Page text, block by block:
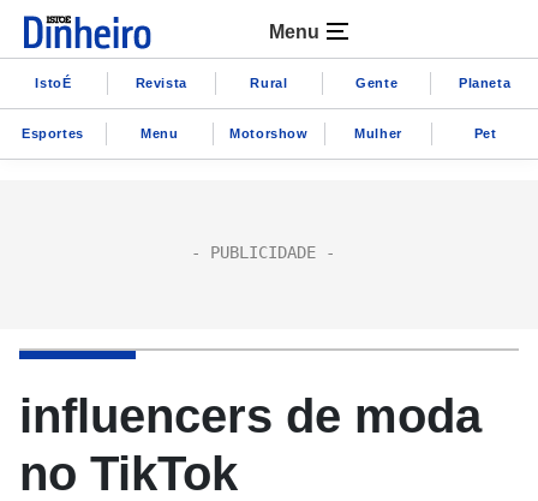
Menu
IstoÉ Revista Rural Gente Planeta
Esportes Menu Motorshow Mulher Pet
influencers de moda
no TikTok